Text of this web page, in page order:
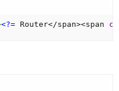
<?= Router</span><span